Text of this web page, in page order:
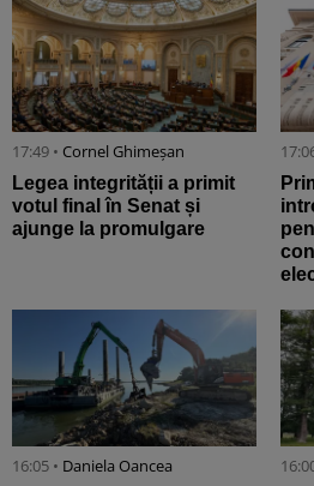
17:49 • Cornel Ghimeșan
Legea integrității a primit
votul final în Senat și
ajunge la promulgare
16:05 • Daniela Oancea